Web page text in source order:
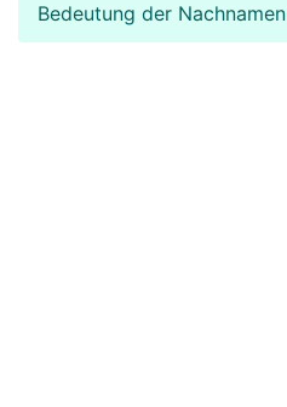
Bedeutung der Nachnamen